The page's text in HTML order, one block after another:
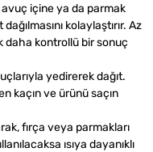
avuç içine ya da parmak
kolaylaştırır. Az
daha kontrollü bir sonuç
yedirerek dağıt.
kaçın ve ürünü saçın
fırça veya parmakları
ısıya dayanıklı